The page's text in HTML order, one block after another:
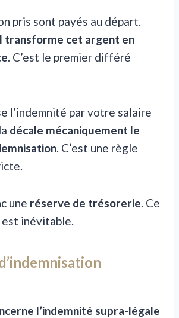
pris sont payés au départ.
transforme cet argent en
. C’est le premier différé
l’indemnité par votre salaire
décale mécaniquement le
. C’est une règle
une réserve de trésorerie. Ce
inévitable.
l’indemnité supra-légale